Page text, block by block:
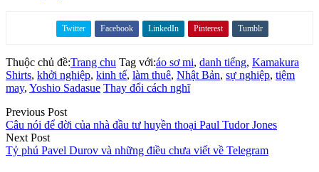
Twitter Facebook LinkedIn Pinterest Tumblr
Thuộc chủ đề:Trang chu Tag với:áo sơ mi, danh tiếng, Kamakura
Shirts, khởi nghiệp, kinh tế, làm thuê, Nhật Bản, sự nghiệp, tiệm
may, Yoshio Sadasue Thay đổi cách nghĩ
Previous Post
Câu nói để đời của nhà đầu tư huyền thoại Paul Tudor Jones
Next Post
Tỷ phú Pavel Durov và những điều chưa viết về Telegram